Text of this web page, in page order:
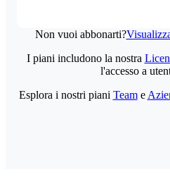
Non vuoi abbonarti?
I piani includono la nostra
l'accesso a
Esplora i nostri piani Teame